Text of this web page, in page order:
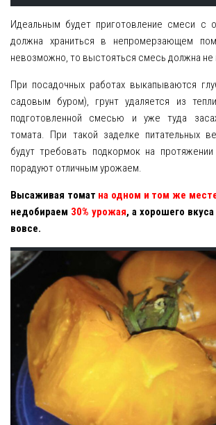
Идеальным будет приготовление смеси с
должна храниться в непромерзающем
невозможно, то выстояться смесь должна не
При посадочных работах выкапываются
садовым буром), грунт удаляется из
подготовленной смесью и уже туда
томата. При такой заделке питательных
будут требовать подкормок на
порадуют отличным урожаем.
Высаживая томат на одном и том же
недобираем 30% урожая, а хорошего
вовсе.